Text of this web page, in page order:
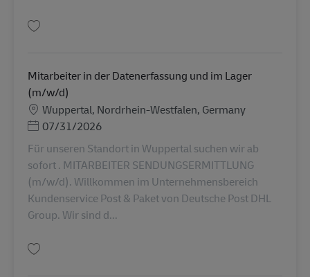
Mitarbeiter in der Datenerfassung und im Lager
(m/w/d)
勤務地
Wuppertal, Nordrhein-Westfalen, Germany
Posted Date
07/31/2026
Für unseren Standort in Wuppertal suchen wir ab
sofort . MITARBEITER SENDUNGSERMITTLUNG
(m/w/d). Willkommen im Unternehmensbereich
Kundenservice Post & Paket von Deutsche Post DHL
Group. Wir sind d...